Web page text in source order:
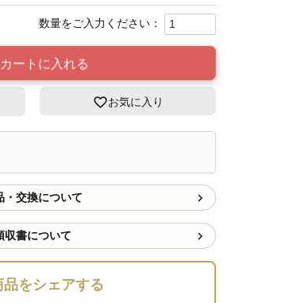
カートに入れる
お気に入り
・交換について
収書について
品をシェアする